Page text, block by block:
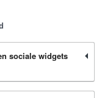
sociale widgets